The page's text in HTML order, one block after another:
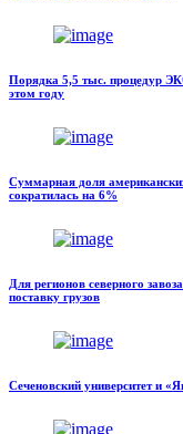
Порядка 5,5 тыс. процедур
этом году
Суммарная доля
сократилась на 6%
Для регионов северного
поставку грузов
Сеченовский университет и